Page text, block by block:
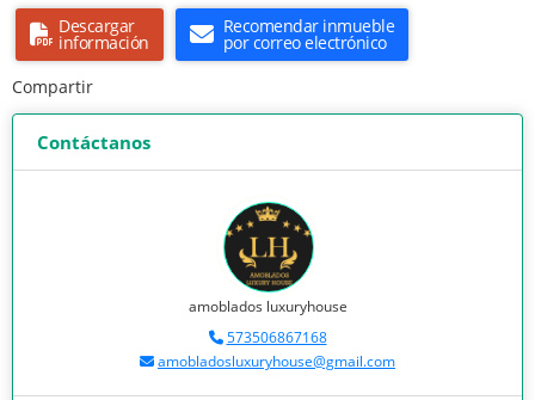
Descargar
información
Recomendar inmueble
por correo electrónico
Compartir
Contáctanos
amoblados luxuryhouse
573506867168
amobladosluxuryhouse@gmail.com